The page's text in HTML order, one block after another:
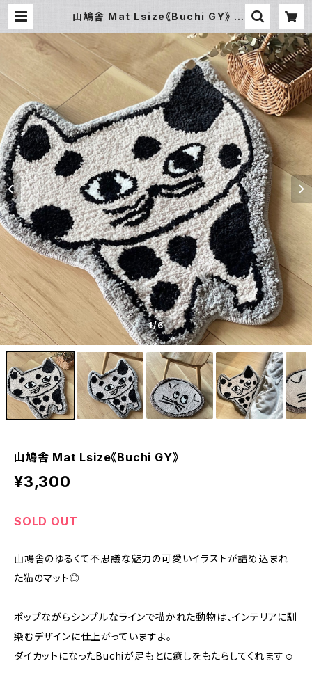
山鳩舎 Mat Lsize《Buchi GY》 |
1/6
山鳩舎 Mat Lsize《Buchi GY》
¥3,300
SOLD OUT
山鳩舎のゆるくて不思議な魅力の可愛いイラストが詰め込まれ
た猫のマット◎
ポップながらシンプルなラインで描かれた動物は、インテリアに馴
染むデザインに仕上がっていますよ。
ダイカットになったBuchiが足もとに癒しをもたらしてくれます☺︎